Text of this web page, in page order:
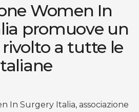
Women In
promuove un
a tutte le
In Surgery Italia, associazione